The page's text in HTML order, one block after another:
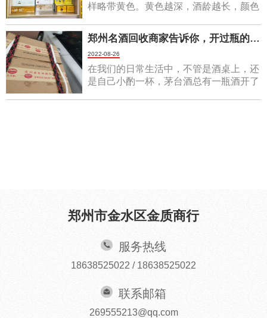
林、关东窖、陈年老酒等等。这些品牌的
样略带黄色。黄色越深，酒龄越长，颜色
的，无色的。二，气味，酒储存的时间越
长，刺激性就越小（流鼻涕就越少）。陈
年葡萄酒的味道一点也不刺鼻，但气味纯
净而安静（比如积水的深流）。香气越安
静，酒陈年时间越长，新酒会冲鼻产生刺
郑州名酒回收商家告诉你，开过瓶的茅台酒怎么保存？
2022-08-26
在我们的日常生活中，不管是酒桌上，还
是自己小酌一杯，茅台酒总有一瓶酒开了
郑州市金水区金质商行
服务热线
18638525022 / 18638525022
联系邮箱
269555213@qq.com